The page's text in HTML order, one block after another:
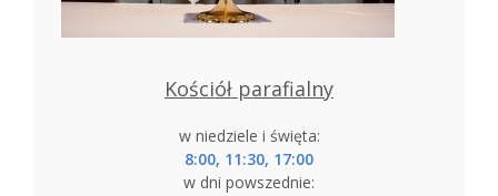
Kościół parafialny
w niedziele i święta:
8:00, 11:30, 17:00
w dni powszednie: